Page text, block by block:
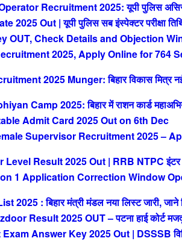
Recruitment 2025: यूपी पुलिस
Out | यूपी पुलिस सब इंस्पेक्टर परीक्षा
OUT, Check Details and Objection
2025, Apply Online for 764
2025 Munger: बिहार विकास
Camp 2025: बिहार में राशन कार्ड
Admit Card 2025 Out on 6th Dec
Supervisor Recruitment 2025 –
Result 2025 Out | RRB NTPC इंटर
1 Application Correction Window
: बिहार मंत्री मंडल नया लिस्ट जारी, जाने
Result 2025 OUT – पटना हाई कोर्ट मजदूर
Answer Key 2025 Out | DSSSB